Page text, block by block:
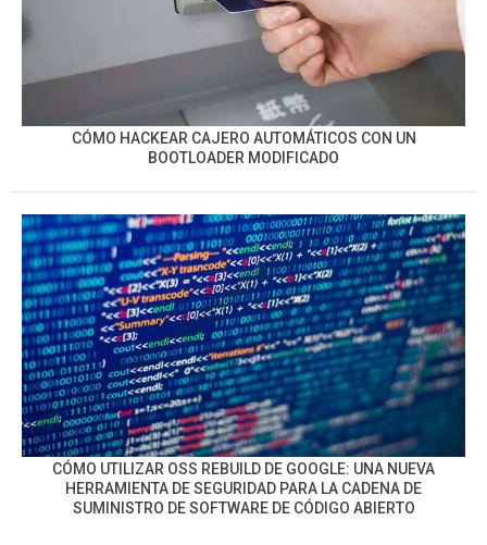
CÓMO HACKEAR CAJERO AUTOMÁTICOS CON UN
BOOTLOADER MODIFICADO
CÓMO UTILIZAR OSS REBUILD DE GOOGLE: UNA NUEVA
HERRAMIENTA DE SEGURIDAD PARA LA CADENA DE
SUMINISTRO DE SOFTWARE DE CÓDIGO ABIERTO